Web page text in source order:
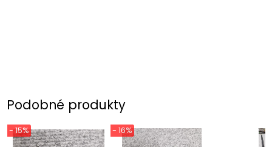
Podobné produkty
- 15% - 16%